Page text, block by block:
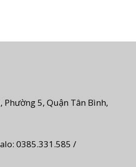
Phường 5, Quận Tân Bình,
0385.331.585 /